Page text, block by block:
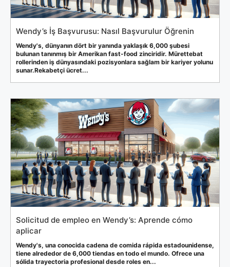
Wendy’s İş Başvurusu: Nasıl Başvurulur Öğrenin
Wendy's, dünyanın dört bir yanında yaklaşık 6,000 şubesi
bulunan tanınmış bir Amerikan fast-food zinciridir. Mürettebat
rollerinden iş dünyasındaki pozisyonlara sağlam bir kariyer yolunu
sunar.Rekabetçi ücret...
Solicitud de empleo en Wendy’s: Aprende cómo
aplicar
Wendy's, una conocida cadena de comida rápida estadounidense,
tiene alrededor de 6,000 tiendas en todo el mundo. Ofrece una
sólida trayectoria profesional desde roles en...